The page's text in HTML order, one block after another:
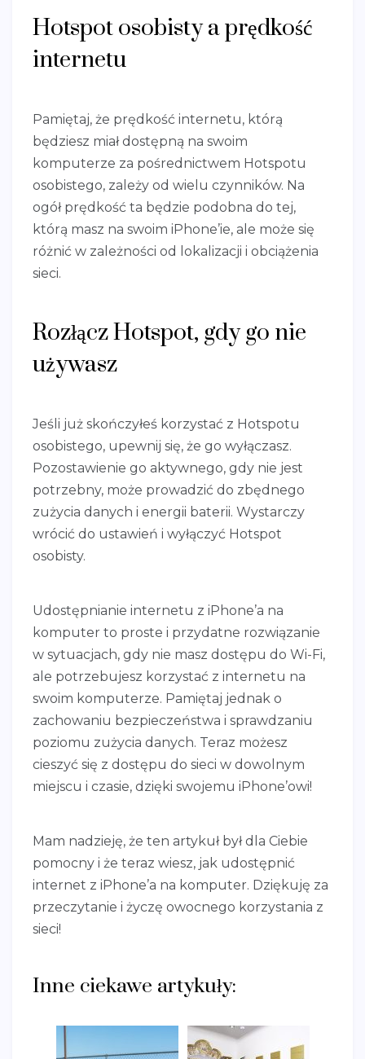
Hotspot osobisty a prędkość
internetu
Pamiętaj, że prędkość internetu, którą
będziesz miał dostępną na swoim
komputerze za pośrednictwem Hotspotu
osobistego, zależy od wielu czynników. Na
ogół prędkość ta będzie podobna do tej,
którą masz na swoim iPhone’ie, ale może się
różnić w zależności od lokalizacji i obciążenia
sieci.
Rozłącz Hotspot, gdy go nie
używasz
Jeśli już skończyłeś korzystać z Hotspotu
osobistego, upewnij się, że go wyłączasz.
Pozostawienie go aktywnego, gdy nie jest
potrzebny, może prowadzić do zbędnego
zużycia danych i energii baterii. Wystarczy
wrócić do ustawień i wyłączyć Hotspot
osobisty.
Udostępnianie internetu z iPhone’a na
komputer to proste i przydatne rozwiązanie
w sytuacjach, gdy nie masz dostępu do Wi-Fi,
ale potrzebujesz korzystać z internetu na
swoim komputerze. Pamiętaj jednak o
zachowaniu bezpieczeństwa i sprawdzaniu
poziomu zużycia danych. Teraz możesz
cieszyć się z dostępu do sieci w dowolnym
miejscu i czasie, dzięki swojemu iPhone’owi!
Mam nadzieję, że ten artykuł był dla Ciebie
pomocny i że teraz wiesz, jak udostępnić
internet z iPhone’a na komputer. Dziękuję za
przeczytanie i życzę owocnego korzystania z
sieci!
Inne ciekawe artykuły: